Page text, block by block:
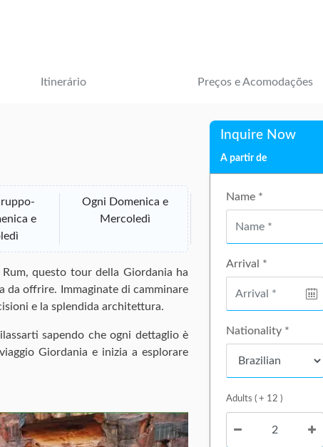
Itinerário Preços e Acomodações
e
Ogni Domenica e
Mercoledì
questo tour della Giordania ha
da offrire. Immaginate di camminare
e la splendida architettura.
sapendo che ogni dettaglio è
Giordania e inizia a esplorare
Inquire Now
A partir de
Name *
Arrival *
Nationality *
Adults ( + 12 )